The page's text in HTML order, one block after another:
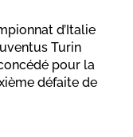
d’Italie
Turin
pour la
défaite de